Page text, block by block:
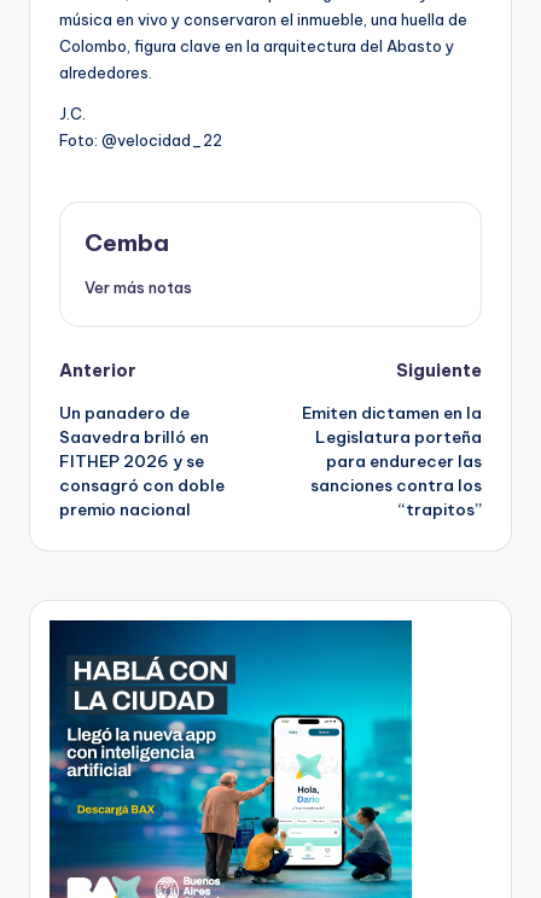
música en vivo y conservaron el inmueble, una huella de
Colombo, figura clave en la arquitectura del Abasto y
alrededores.
J.C.
Foto: @velocidad_22
Cemba
Ver más notas
Post
navigation
Anterior
Un panadero de
Saavedra brilló en
FITHEP 2026 y se
consagró con doble
premio nacional
Siguiente
Emiten dictamen en la
Legislatura porteña
para endurecer las
sanciones contra los
“trapitos”